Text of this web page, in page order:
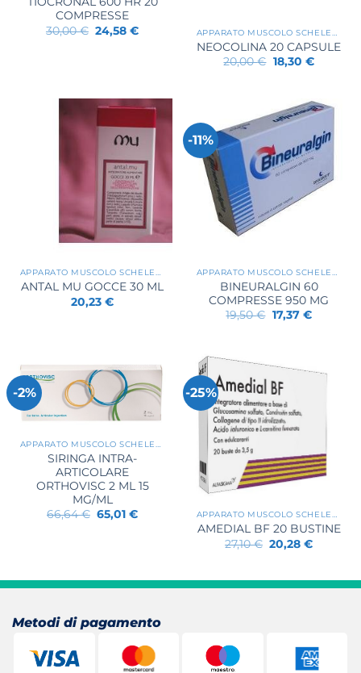
COMPRESSE
30,00€ Il
prezzo
24,58€Il
NEOCOLINA 20 CAPSULE
20,00€ Il
prezzo
20,00 €.
18,30 €Il
18,30 €.
APPARATO MUSCOLO SCHELETRICO
ANTAL MU GOCCE 30 ML
20,23 €
-11%
APPARATO MUSCOLO SCHELETRICO
BINEURALGIN 60
COMPRESSE 950 MG
19,50€ Il
prezzo
17,37 €Il
-2%
APPARATO MUSCOLO SCHELETRICO
SIRINGA INTRA-
ARTICOLARE
ORTHOVISC 2 ML 15
MG/ML
66,64€ Il
prezzo
65,01€Il
-25%
APPARATO MUSCOLO SCHELETRICO
AMEDIAL BF 20 BUSTINE
27,10€ Il
prezzo
20,28€Il
Metodi di pagamento